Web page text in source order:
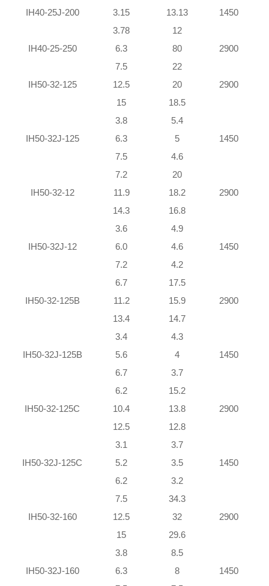
IH40-25J-200
3.15
3.78
13.13
12
1450
IH40-25-250
6.3 80 2900
IH50-32-125
7.5
12.5
15
22
20
18.5
2900
IH50-32J-125
3.8
6.3
7.5
5.4
5
4.6
1450
IH50-32-12
7.2
11.9
14.3
20
18.2
16.8
2900
IH50-32J-12
3.6
6.0
7.2
4.9
4.6
4.2
1450
IH50-32-125B
6.7
11.2
13.4
17.5
15.9
14.7
2900
IH50-32J-125B
3.4
5.6
6.7
4.3
4
3.7
1450
IH50-32-125C
6.2
10.4
12.5
15.2
13.8
12.8
2900
IH50-32J-125C
3.1
5.2
6.2
3.7
3.5
3.2
1450
IH50-32-160
7.5
12.5
15
34.3
32
29.6
2900
IH50-32J-160
3.8
6.3
8.5
8
1450